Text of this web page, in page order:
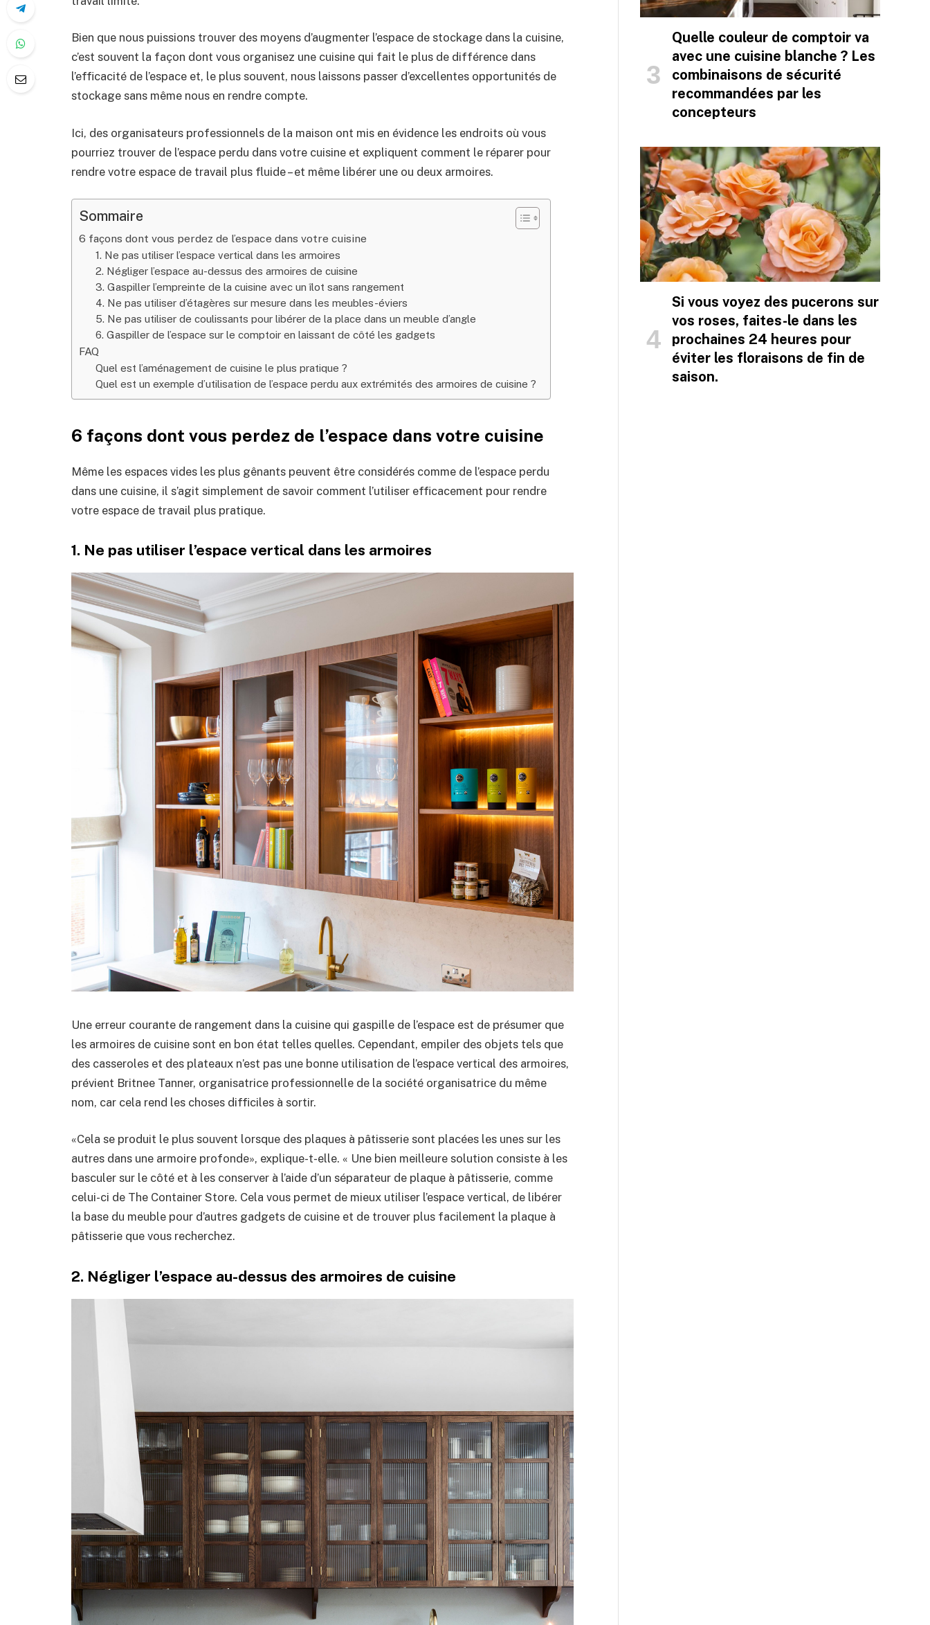
Bien que nous puissions trouver des moyens d’augmenter l’espace de stockage dans la cuisine,
c’est souvent la façon dont vous organisez une cuisine qui fait le plus de différence dans
l’efficacité de l’espace et, le plus souvent, nous laissons passer d’excellentes opportunités de
stockage sans même nous en rendre compte.
Ici, des organisateurs professionnels de la maison ont mis en évidence les endroits où vous
pourriez trouver de l’espace perdu dans votre cuisine et expliquent comment le réparer pour
rendre votre espace de travail plus fluide – et même libérer une ou deux armoires.
Sommaire
6 façons dont vous perdez de l’espace dans votre cuisine
1. Ne pas utiliser l’espace vertical dans les armoires
2. Négliger l’espace au-dessus des armoires de cuisine
3. Gaspiller l’empreinte de la cuisine avec un îlot sans rangement
4. Ne pas utiliser d’étagères sur mesure dans les meubles-éviers
5. Ne pas utiliser de coulissants pour libérer de la place dans un meuble d’angle
6. Gaspiller de l’espace sur le comptoir en laissant de côté les gadgets
FAQ
Quel est l’aménagement de cuisine le plus pratique ?
Quel est un exemple d’utilisation de l’espace perdu aux extrémités des armoires de cuisine ?
6 façons dont vous perdez de l’espace dans votre cuisine
Même les espaces vides les plus gênants peuvent être considérés comme de l’espace perdu
dans une cuisine, il s’agit simplement de savoir comment l’utiliser efficacement pour rendre
votre espace de travail plus pratique.
1. Ne pas utiliser l’espace vertical dans les armoires
Une erreur courante de rangement dans la cuisine qui gaspille de l’espace est de présumer que
les armoires de cuisine sont en bon état telles quelles. Cependant, empiler des objets tels que
des casseroles et des plateaux n’est pas une bonne utilisation de l’espace vertical des armoires,
prévient Britnee Tanner, organisatrice professionnelle de la société organisatrice du même
nom, car cela rend les choses difficiles à sortir.
«Cela se produit le plus souvent lorsque des plaques à pâtisserie sont placées les unes sur les
autres dans une armoire profonde», explique-t-elle. « Une bien meilleure solution consiste à les
basculer sur le côté et à les conserver à l’aide d’un séparateur de plaque à pâtisserie, comme
celui-ci de The Container Store. Cela vous permet de mieux utiliser l’espace vertical, de libérer
la base du meuble pour d’autres gadgets de cuisine et de trouver plus facilement la plaque à
pâtisserie que vous recherchez.
2. Négliger l’espace au-dessus des armoires de cuisine
Quelle couleur de comptoir va
avec une cuisine blanche ? Les
combinaisons de sécurité
recommandées par les
concepteurs
Si vous voyez des pucerons sur
vos roses, faites-le dans les
prochaines 24 heures pour
éviter les floraisons de fin de
saison.